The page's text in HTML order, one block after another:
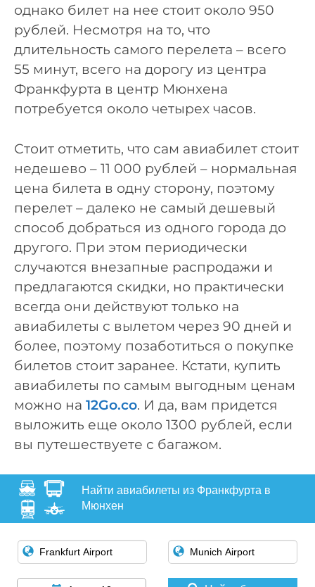
однако билет на нее стоит около 950
рублей. Несмотря на то, что
длительность самого перелета – всего
55 минут, всего на дорогу из центра
Франкфурта в центр Мюнхена
потребуется около четырех часов.
Стоит отметить, что сам авиабилет стоит
недешево – 11 000 рублей – нормальная
цена билета в одну сторону, поэтому
перелет – далеко не самый дешевый
способ добраться из одного города до
другого. При этом периодически
случаются внезапные распродажи и
предлагаются скидки, но практически
всегда они действуют только на
авиабилеты с вылетом через 90 дней и
более, поэтому позаботиться о покупке
билетов стоит заранее. Кстати, купить
авиабилеты по самым выгодным ценам
можно на 12Go.co. И да, вам придется
выложить еще около 1300 рублей, если
вы путешествуете с багажом.
Найти авиабилеты из Франкфурта в
Мюнхен